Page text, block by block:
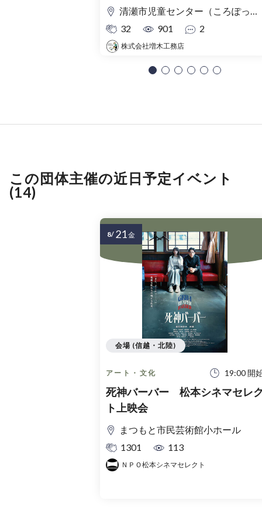
清瀬市児童センター（ころぽっくる）東京都清瀬市中清戸3-235-5
32
901 2
株式会社増木工務店
この団体主催の近日予定イベント
(14)
アート・文化 19:00 開
死神バーバー 松本シネマセレ
ト上映会
まつもと市民芸術館小ホール
1301
113
ＮＰＯ松本シネマセレクト
会場 (信越・北陸)
8/ 21金